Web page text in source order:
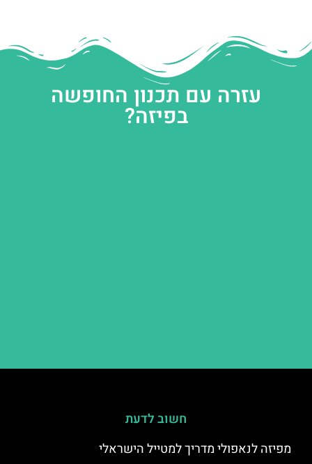
עזרה עם תכנון החופשה
בפיזה?
חשוב לדעת
מפיזה לנאפולי מדריך למטייל הישראלי